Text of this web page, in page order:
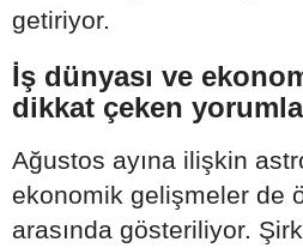
getiriyor.
İş dünyası ve
dikkat çeken
Ağustos ayına ilişkin
ekonomik gelişmeler de
arasında gösteriliyor.